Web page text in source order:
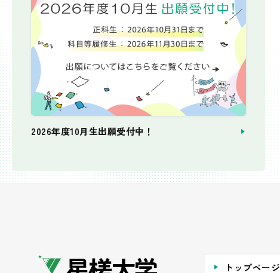
2026年度10月生出願受付中！
個別相談会
トップページ